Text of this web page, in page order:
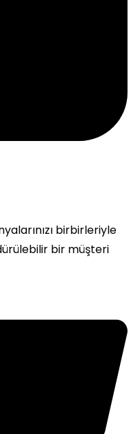
birbirleriyle
bir müşteri